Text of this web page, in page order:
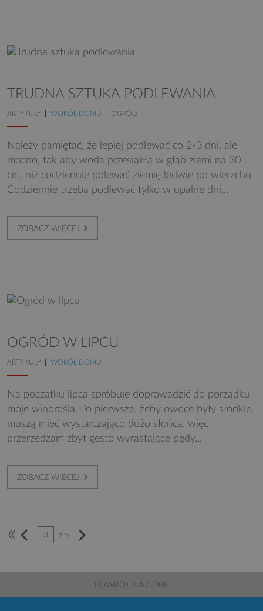
TRUDNA SZTUKA PODLEWANIA
ARTYKUŁY WOKÓŁ DOMU OGRÓD
Należy pamiętać, że lepiej podlewać co 2-3 dni, ale
mocno, tak aby woda przesiąkła w głąb ziemi na 30
cm, niż codziennie polewać ziemię ledwie po wierzchu.
Codziennie trzeba podlewać tylko w upalne dni...
ZOBACZ WIĘCEJ
OGRÓD W LIPCU
ARTYKUŁY WOKÓŁ DOMU
Na początku lipca spróbuję doprowadzić do porządku
moje winorośla. Po pierwsze, żeby owoce były słodkie,
muszą mieć wystarczająco dużo słońca, więc
przerzedzam zbyt gęsto wyrastające pędy...
ZOBACZ WIĘCEJ
« 3 z 5
POWRÓT NA GÓRĘ